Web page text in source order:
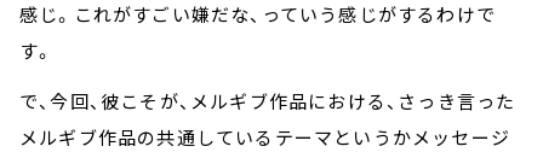
感じ。これがすごい嫌だな、っていう感じがするわけで
す。
で、今回、彼こそが、メルギブ作品における、さっき言った
メルギブ作品の共通しているテーマというかメッセージ